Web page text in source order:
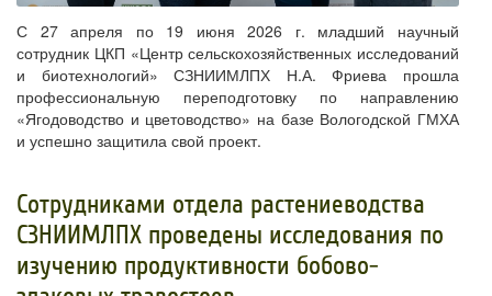
С 27 апреля по 19 июня 2026 г. младший научный
сотрудник ЦКП «Центр сельскохозяйственных исследований
и биотехнологий» СЗНИИМЛПХ Н.А. Фриева прошла
профессиональную переподготовку по направлению
«Ягодоводство и цветоводство» на базе Вологодской ГМХА
и успешно защитила свой проект.
​Сотрудниками отдела растениеводства
СЗНИИМЛПХ проведены исследования по
изучению продуктивности бобово-